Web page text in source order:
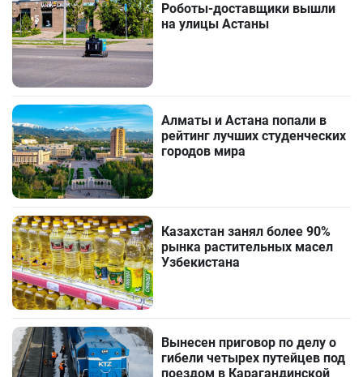
Роботы-доставщики вышли
на улицы Астаны
Алматы и Астана попали в
рейтинг лучших студенческих
городов мира
Казахстан занял более 90%
рынка растительных масел
Узбекистана
Вынесен приговор по делу о
гибели четырех путейцев под
поездом в Карагандинской